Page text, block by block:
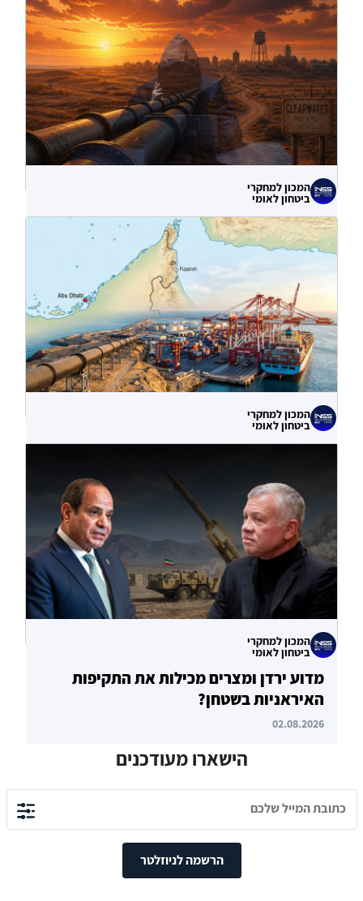
המכון למחקרי
ביטחון לאומי
לא רק הנזק המיידי: מה מלמדות תקיפות
הסייבר נגד תשתיות המים בארצות הברית?
המכון למחקרי
ביטחון לאומי
04.08.2026
המכון למחקרי
ביטחון לאומי
מדוע ירדן ומצרים מכילות את התקיפות
האיראניות בשטחן?
02.08.2026
הישארו מעודכנים
הרשמה לניוזלטר